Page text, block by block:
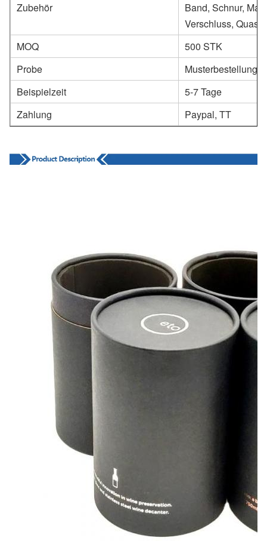
Zubehör
Band, Schnur,
Verschluss,
MOQ
500 STK
Probe
Musterbestellung
Beispielzeit
5-7 Tage
Zahlung
Paypal, TT